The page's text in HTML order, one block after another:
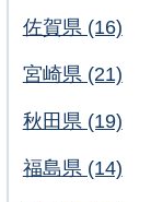
佐賀県 (16)
宮崎県 (21)
秋田県 (19)
福島県 (14)